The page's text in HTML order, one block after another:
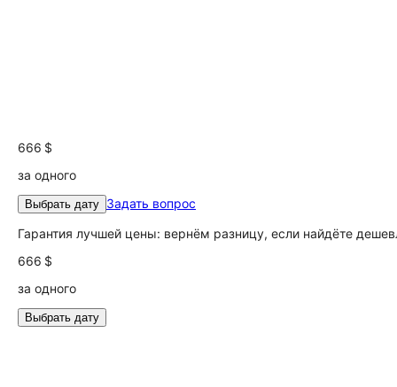
666 $
за одного
Выбрать дату Задать вопрос
Гарантия лучшей цены: вернём разницу, если найдёте
666 $
за одного
Выбрать дату